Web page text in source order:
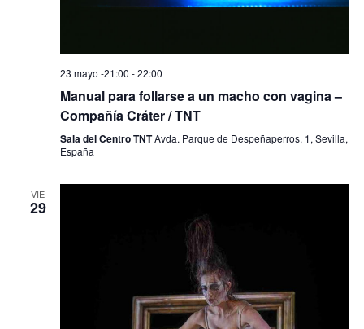
23 mayo -21:00 -22:00
Manual para follarse a un macho con vagina –
Compañía Cráter / TNT
Sala del Centro TNTAvda. Parque de Despeñaperros, 1, Sevilla,
España
VIE
29